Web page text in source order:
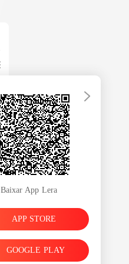
Baixar App Lera
APP STORE
GOOGLE PLAY